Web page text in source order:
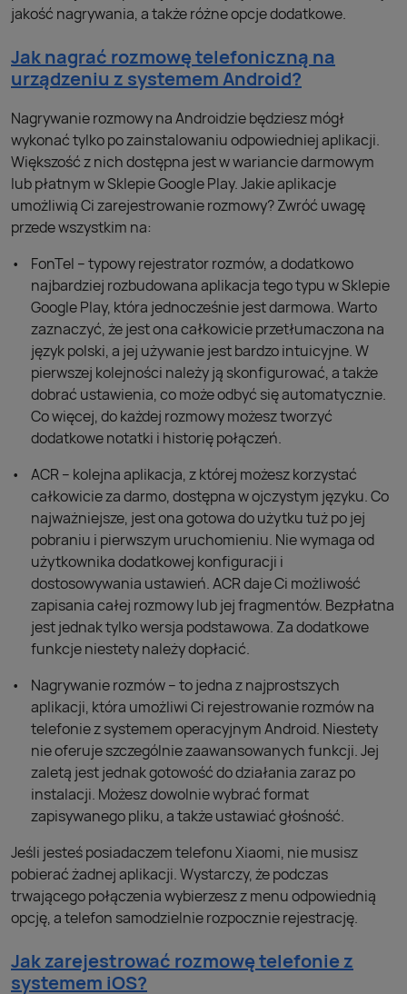
jakość nagrywania, a także różne opcje dodatkowe.
Jak nagrać rozmowę telefoniczną na
urządzeniu z systemem Android?
Nagrywanie rozmowy na Androidzie będziesz mógł
wykonać tylko po zainstalowaniu odpowiedniej aplikacji.
Większość z nich dostępna jest w wariancie darmowym
lub płatnym w Sklepie Google Play. Jakie aplikacje
umożliwią Ci zarejestrowanie rozmowy? Zwróć uwagę
przede wszystkim na:
FonTel – typowy rejestrator rozmów, a dodatkowo
najbardziej rozbudowana aplikacja tego typu w Sklepie
Google Play, która jednocześnie jest darmowa. Warto
zaznaczyć, że jest ona całkowicie przetłumaczona na
język polski, a jej używanie jest bardzo intuicyjne. W
pierwszej kolejności należy ją skonfigurować, a także
dobrać ustawienia, co może odbyć się automatycznie.
Co więcej, do każdej rozmowy możesz tworzyć
dodatkowe notatki i historię połączeń.
ACR – kolejna aplikacja, z której możesz korzystać
całkowicie za darmo, dostępna w ojczystym języku. Co
najważniejsze, jest ona gotowa do użytku tuż po jej
pobraniu i pierwszym uruchomieniu. Nie wymaga od
użytkownika dodatkowej konfiguracji i
dostosowywania ustawień. ACR daje Ci możliwość
zapisania całej rozmowy lub jej fragmentów. Bezpłatna
jest jednak tylko wersja podstawowa. Za dodatkowe
funkcje niestety należy dopłacić.
Nagrywanie rozmów – to jedna z najprostszych
aplikacji, która umożliwi Ci rejestrowanie rozmów na
telefonie z systemem operacyjnym Android. Niestety
nie oferuje szczególnie zaawansowanych funkcji. Jej
zaletą jest jednak gotowość do działania zaraz po
instalacji. Możesz dowolnie wybrać format
zapisywanego pliku, a także ustawiać głośność.
Jeśli jesteś posiadaczem telefonu Xiaomi, nie musisz
pobierać żadnej aplikacji. Wystarczy, że podczas
trwającego połączenia wybierzesz z menu odpowiednią
opcję, a telefon samodzielnie rozpocznie rejestrację.
Jak zarejestrować rozmowę telefonie z
systemem iOS?